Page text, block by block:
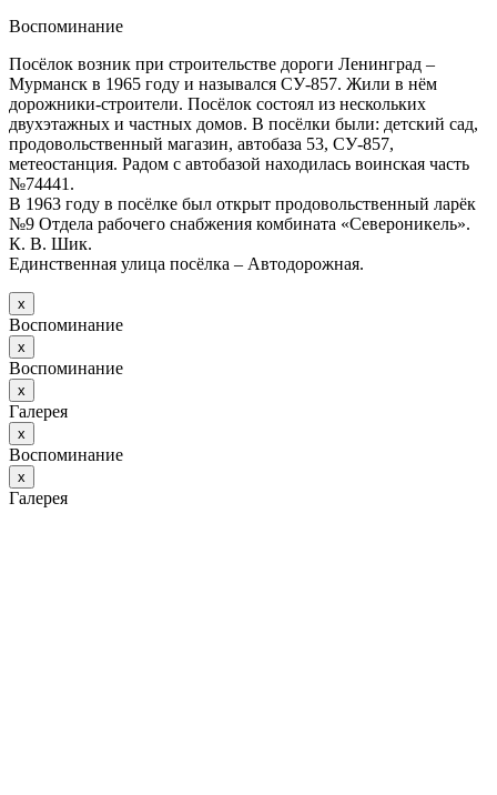
Воспоминание
Посёлок возник при строительстве дороги Ленинград –
Мурманск в 1965 году и назывался СУ-857. Жили в нём
дорожники-строители. Посёлок состоял из нескольких
двухэтажных и частных домов. В посёлки были: детский сад,
продовольственный магазин, автобаза 53, СУ-857,
метеостанция. Радом с автобазой находилась воинская часть
№74441.
В 1963 году в посёлке был открыт продовольственный ларёк
№9 Отдела рабочего снабжения комбината «Североникель».
К. В. Шик.
Единственная улица посёлка – Автодорожная.
х
Воспоминание
х
Воспоминание
х
Галерея
х
Воспоминание
х
Галерея